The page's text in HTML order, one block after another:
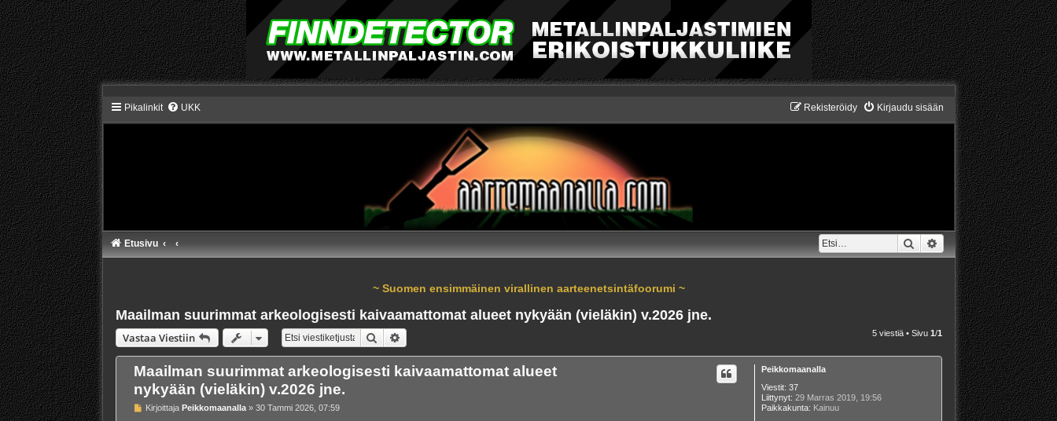
Pikalinkit UKK Kirjaudu sisään
Rekisteröidy
Etsi Tarkennettu haku
Etusivu
~ Suomen ensimmäinen virallinen aarteenetsintäfoorumi ~
Maailman suurimmat arkeologisesti kaivaamattomat alueet nykyään (vieläkin) v.2026 jne.
Vastaa Viestiin Etsi 5 viestiä • Sivu 1 /1
Peikkomaanalla
Viestit: 37
Liittynyt: 29 Marras 2019, 19:56
Paikkakunta: Kainuu
Maailman suurimmat arkeologisesti kaivaamattomat alueet
nykyään (vieläkin) v.2026 jne.
VKirjoittajaPeikkomaanalla »30 Tammi 2026, 07:59